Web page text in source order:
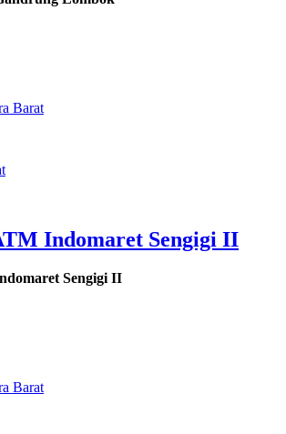
Barat
Indomaret Sengigi II
Sengigi II
Barat